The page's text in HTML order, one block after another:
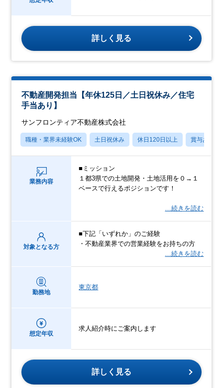
詳しく見る
不動産開発担当【年休125日／土日祝休み／住宅
手当あり】
サンフロンティア不動産株式会社
職種・業界未経験OK 土日祝休み 休日120日以上 賞与あり
業務内容
■ミッション
１都3県での土地開発・土地活用を０→１
ベースで行えるポジションです！
…続きを読む
対象となる方
■下記「いずれか」のご経験
・不動産業界での営業経験をお持ちの方
…続きを読む
勤務地
東京都
想定年収
求人紹介時にご案内します
詳しく見る